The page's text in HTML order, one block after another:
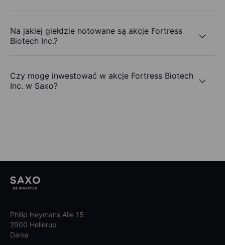
Na jakiej giełdzie notowane są akcje Fortress
Biotech Inc.?
Czy mogę inwestować w akcje Fortress Biotech
Inc. w Saxo?
Philip Heymans Alle 15
2900 Hellerup
Dania